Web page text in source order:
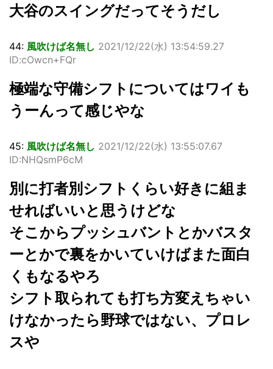
大谷のスイングだってそうだし
44: 風吹けば名無し 2021/12/22(水) 13:54:59.27
ID:cOwcn+FQr
極端な守備シフトについてはワイも
うーんって感じやな
45: 風吹けば名無し 2021/12/22(水) 13:55:07.67
ID:NHQsmP6cM
別に打者別シフトくらい好きに組ま
せればいいと思うけどな
そこからプッシュバントとかバスタ
ーとかで裏をかいていけばまた面白
くもなるやろ
シフト取られても打ち方変えちゃい
けなかったら野球ではない、プロレ
スや